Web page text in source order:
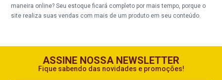
maneira online? Seu estoque ficará completo por mais tempo, porque o
site realiza suas vendas com mais de um produto em seu conteúdo.
ASSINE NOSSA NEWSLETTER
Fique sabendo das novidades e promoções!